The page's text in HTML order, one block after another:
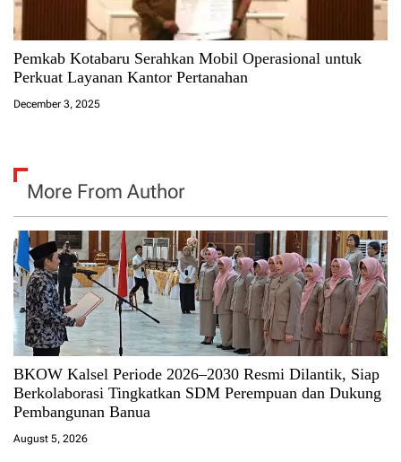
Pemkab Kotabaru Serahkan Mobil Operasional untuk
Perkuat Layanan Kantor Pertanahan
December 3, 2025
More From Author
BKOW Kalsel Periode 2026–2030 Resmi Dilantik, Siap
Berkolaborasi Tingkatkan SDM Perempuan dan Dukung
Pembangunan Banua
August 5, 2026